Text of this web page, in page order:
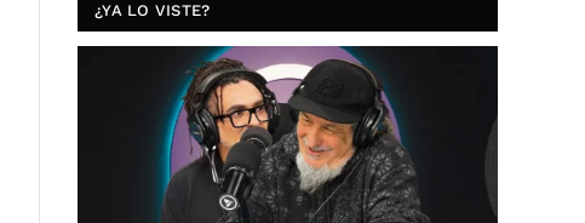
¿YA LO VISTE?